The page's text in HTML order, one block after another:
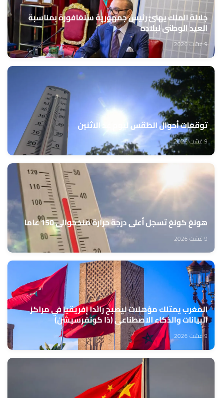
جلالة الملك يهنئ رئيس جمهورية سنغافورة بمناسبة
العيد الوطني لبلاده
9 غشت 2026
توقعات أحوال الطقس ليوم غد الاثنين
9 غشت 2026
هونغ كونغ تسجل أعلى درجة حرارة منذ حوالي 150 عاما
9 غشت 2026
المغرب يمتلك مؤهلات ليصبح رائدا إفريقيا في مراكز
البيانات والذكاء الاصطناعي (ذا كونفرسيشن)
9 غشت 2026